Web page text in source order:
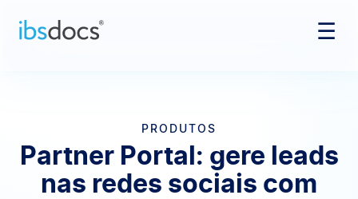
Pular para o conteúdo ☰
PRODUTOS
Partner Portal: gere leads
nas redes sociais com